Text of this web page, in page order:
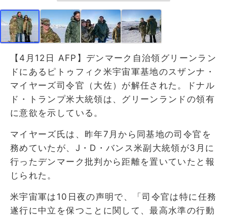
【4月12日 AFP】デンマーク自治領グリーンラン
ドにあるピトゥフィク米宇宙軍基地のスザンナ・
マイヤーズ司令官（大佐）が解任された。ドナル
ド・トランプ米大統領は、グリーンランドの領有
に意欲を示している。
マイヤーズ氏は、昨年7月から同基地の司令官を
務めていたが、J・D・バンス米副大統領が3月に
行ったデンマーク批判から距離を置いていたと報
じられた。
米宇宙軍は10日夜の声明で、「司令官は特に任務
遂行に中立を保つことに関して、最高水準の行動